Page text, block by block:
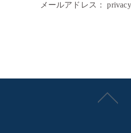
メールアドレス：